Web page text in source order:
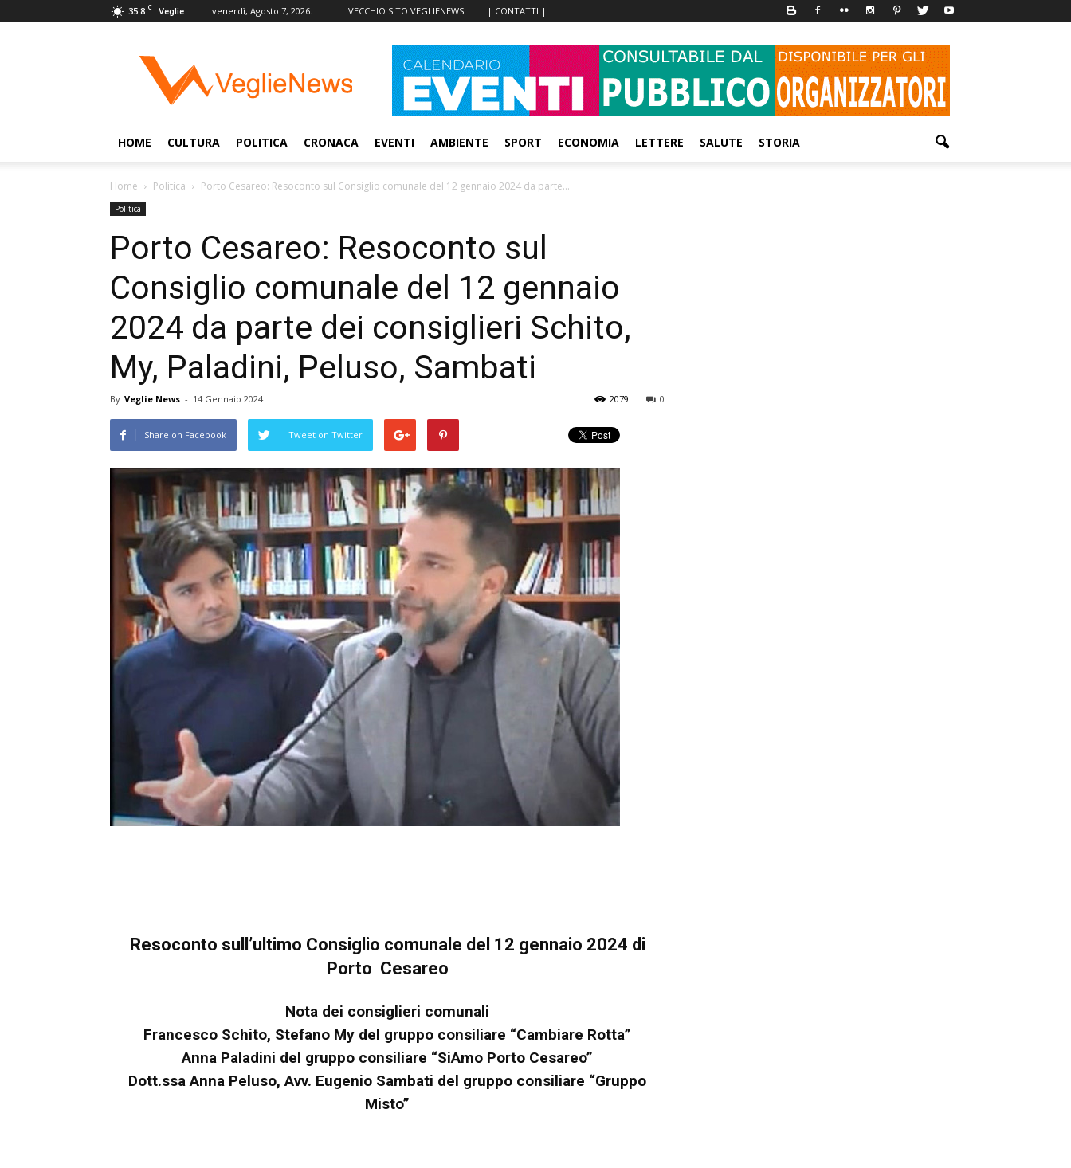
35.8 C Veglie venerdì, Agosto 7, 2026. | VECCHIO SITO VEGLIENEWS | | CONTATTI |
VeglieNews
Veglie
nel
HOME
CULTURA POLITICA CRONACA EVENTI AMBIENTE SPORT ECONOMIA LETTERE SALUTE STORIA
Home Politica Porto Cesareo: Resoconto sul Consiglio comunale del 12 gennaio 2024 da parte...
Politica
Porto Cesareo: Resoconto sul
Consiglio comunale del 12 gennaio
2024 da parte dei consiglieri Schito,
My, Paladini, Peluso, Sambati
By Veglie News - 14 Gennaio 2024 0
2079
Share on Facebook Tweet on Twitter
Resoconto sull’ultimo Consiglio comunale del 12 gennaio 2024 di
Porto Cesareo
Nota dei consiglieri comunali
Francesco Schito, Stefano My del gruppo consiliare “Cambiare Rotta”
Anna Paladini del gruppo consiliare “SiAmo Porto Cesareo”
Dott.ssa Anna Peluso, Avv. Eugenio Sambati del gruppo consiliare “Gruppo
Misto”